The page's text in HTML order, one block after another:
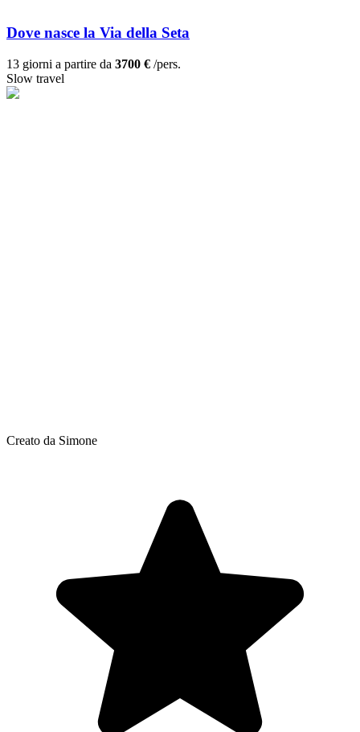
Dove nasce la Via della Seta
13 giorni a partire da 3700 € /pers.
Slow travel
Creato da Simone